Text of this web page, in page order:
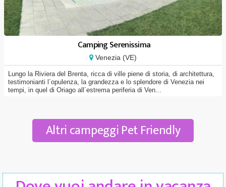
Camping Serenissima
Venezia (VE)
Lungo la Riviera del Brenta, ricca di ville piene di storia, di architettura,
testimonianti l´opulenza, la grandezza e lo splendore di Venezia nei
tempi, in quel di Oriago all´estrema periferia di Ven...
Altri campeggi Pet Friendly